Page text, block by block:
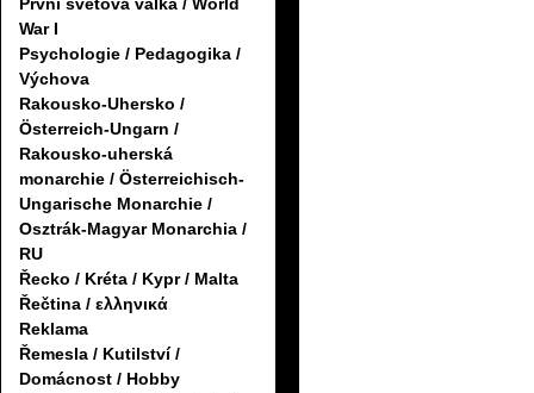
War I
Psychologie / Pedagogika /
Výchova
Rakousko-Uhersko /
Österreich-Ungarn /
Rakousko-uherská
monarchie / Österreichisch-
Ungarische Monarchie /
Osztrák-Magyar Monarchia /
RU
Řecko / Kréta / Kypr / Malta
Řečtina / ελληνικά
Reklama
Řemesla / Kutilství /
Domácnost / Hobby